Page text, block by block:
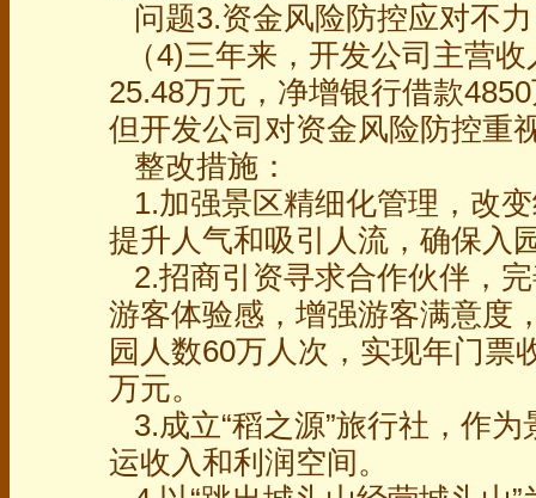
问题3.资金风险防控应对不力
（4)三年来，开发公司主营
25.48万元，净增银行借款
但开发公司对资金风险防控重
整改措施：
1.加强景区精细化管理，改
提升人气和吸引人流，确保入
2.招商引资寻求合作伙伴，
游客体验感，增强游客满意度
园人数60万人次，实现年门票
万元。
3.成立“稻之源”旅行社，作
运收入和利润空间。